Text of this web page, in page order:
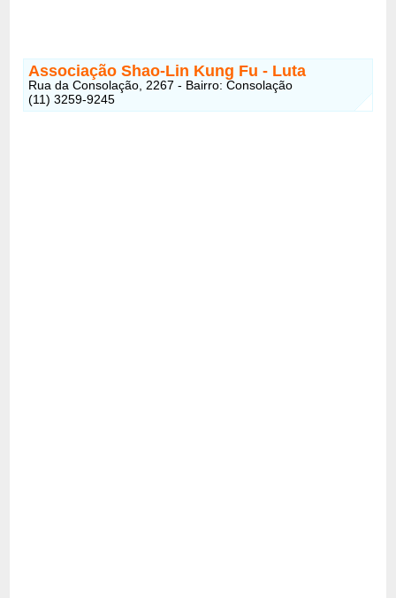
Associação Shao-Lin Kung Fu - Luta
Rua da Consolação, 2267 - Bairro: Consolação
(11) 3259-9245